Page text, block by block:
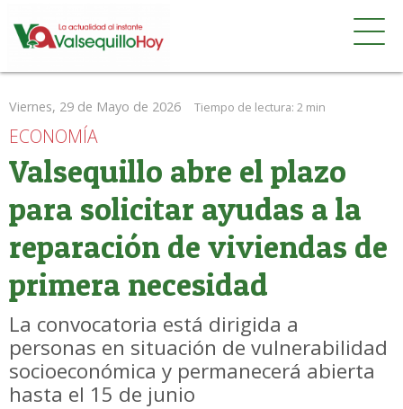
Viernes, 29 de Mayo de 2026 Tiempo de lectura: 2 min
ECONOMÍA
Valsequillo abre el plazo
para solicitar ayudas a la
reparación de viviendas de
primera necesidad
La convocatoria está dirigida a
personas en situación de vulnerabilidad
socioeconómica y permanecerá abierta
hasta el 15 de junio